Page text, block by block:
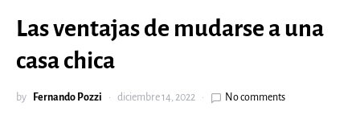
Las ventajas de mudarse a una
casa chica
by Fernando Pozzi diciembre 14, 2022 No comments